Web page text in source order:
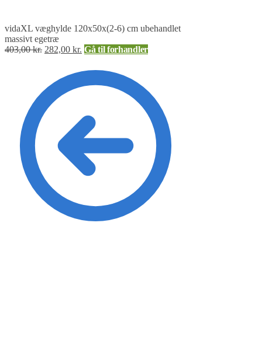
vidaXL væghylde 120x50x(2-6) cm ubehandlet
massivt egetræ
403,00kr. 282,00 kr. Gå til forhandler